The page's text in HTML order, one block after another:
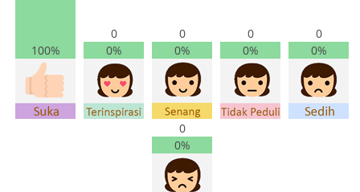
100%
0
0%
0
0%
0
0%
0
0%
0
0%